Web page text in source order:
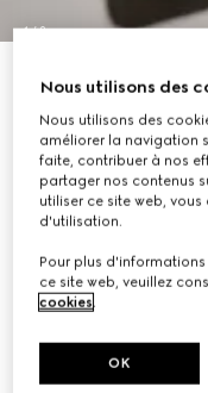
1/8
Mini sac à épaule
Déclinaisonscuir rose clair
Nous utilisons des
Nous utilisons des
améliorer la navigation
faite, contribuer à nos
partager nos contenus
utiliser ce site web,
d'utilisation.
Pour plus
ce site web, veuillez
cookies.
OK